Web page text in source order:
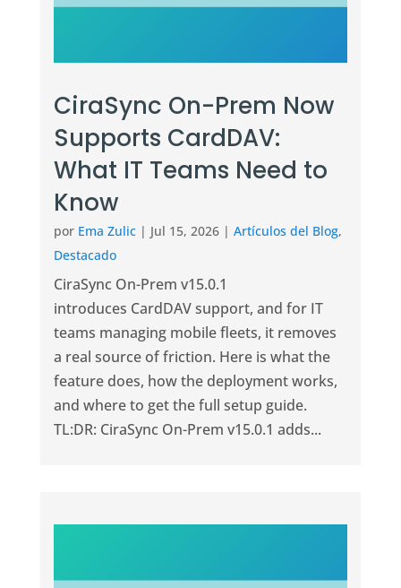
CiraSync On-Prem Now
Supports CardDAV:
What IT Teams Need to
Know
por Ema Zulic| Jul 15, 2026| Artículos del Blog,
Destacado
CiraSync On-Prem v15.0.1
introduces CardDAV support, and for IT
teams managing mobile fleets, it removes
a real source of friction. Here is what the
feature does, how the deployment works,
and where to get the full setup guide.
TL:DR: CiraSync On-Prem v15.0.1 adds...